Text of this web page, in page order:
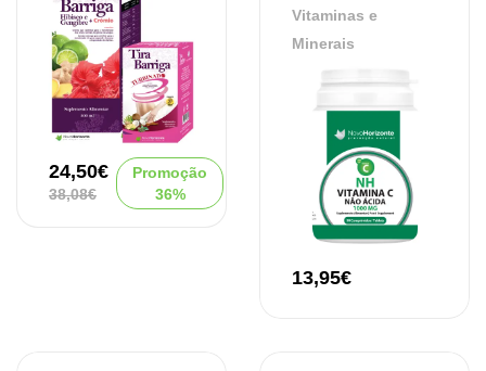
38,08€
24,50€
Promoção
36%
Vitaminas e
Minerais
13,95€